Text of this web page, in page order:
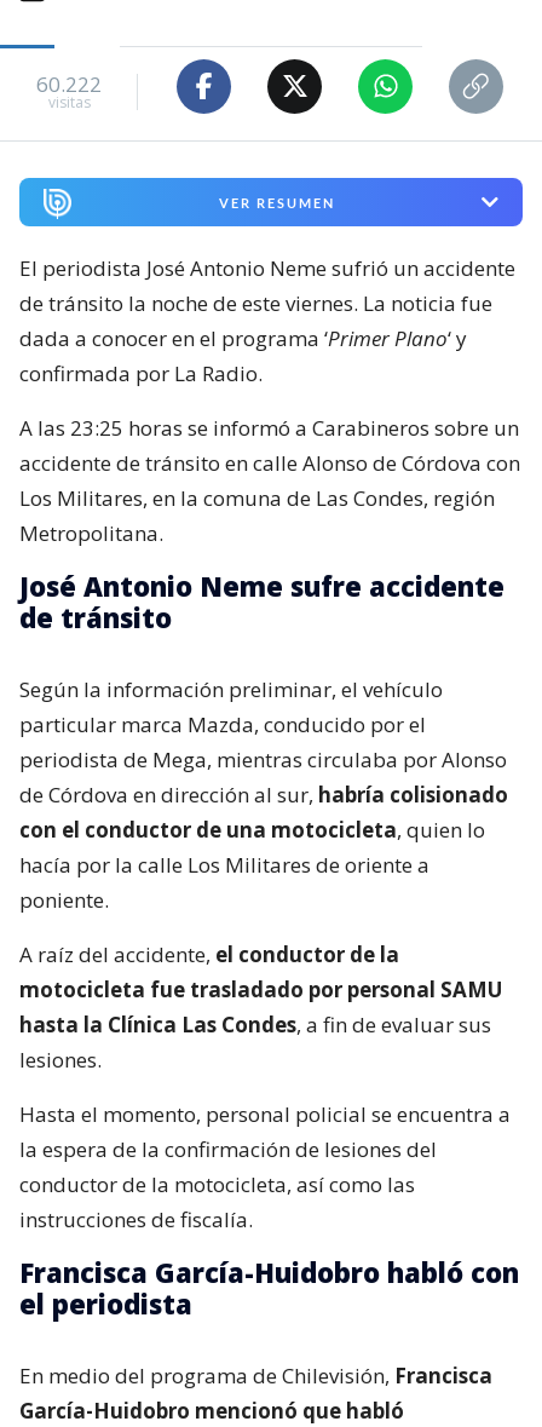
60.222
visitas
VER RESUMEN
El periodista José Antonio Neme sufrió un accidente
de tránsito la noche de este viernes. La noticia fue
dada a conocer en el programa ‘Primer Plano‘ y
confirmada por La Radio.
A las 23:25 horas se informó a Carabineros sobre un
accidente de tránsito en calle Alonso de Córdova con
Los Militares, en la comuna de Las Condes, región
Metropolitana.
José Antonio Neme sufre accidente
de tránsito
Según la información preliminar, el vehículo
particular marca Mazda, conducido por el
periodista de Mega, mientras circulaba por Alonso
de Córdova en dirección al sur, habría colisionado
con el conductor de una motocicleta, quien lo
hacía por la calle Los Militares de oriente a
poniente.
A raíz del accidente, el conductor de la
motocicleta fue trasladado por personal SAMU
hasta la Clínica Las Condes, a fin de evaluar sus
lesiones.
Hasta el momento, personal policial se encuentra a
la espera de la confirmación de lesiones del
conductor de la motocicleta, así como las
instrucciones de fiscalía.
Francisca García-Huidobro habló con
el periodista
En medio del programa de Chilevisión, Francisca
García-Huidobro mencionó que habló